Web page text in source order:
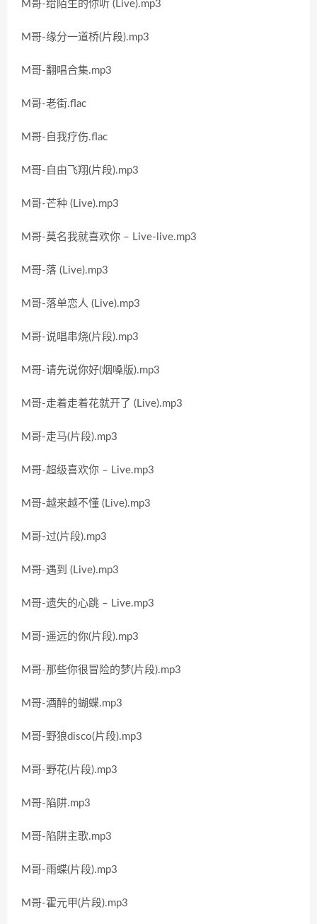
M哥-给陌生的你听 (Live).mp3
M哥-缘分一道桥(片段).mp3
M哥-翻唱合集.mp3
M哥-老街.flac
M哥-自我疗伤.flac
M哥-自由飞翔(片段).mp3
M哥-芒种 (Live).mp3
M哥-莫名我就喜欢你 – Live-live.mp3
M哥-落 (Live).mp3
M哥-落单恋人 (Live).mp3
M哥-说唱串烧(片段).mp3
M哥-请先说你好(烟嗓版).mp3
M哥-走着走着花就开了 (Live).mp3
M哥-走马(片段).mp3
M哥-超级喜欢你 – Live.mp3
M哥-越来越不懂 (Live).mp3
M哥-过(片段).mp3
M哥-遇到 (Live).mp3
M哥-遗失的心跳 – Live.mp3
M哥-遥远的你(片段).mp3
M哥-那些你很冒险的梦(片段).mp3
M哥-酒醉的蝴蝶.mp3
M哥-野狼disco(片段).mp3
M哥-野花(片段).mp3
M哥-陷阱.mp3
M哥-陷阱主歌.mp3
M哥-雨蝶(片段).mp3
M哥-霍元甲(片段).mp3